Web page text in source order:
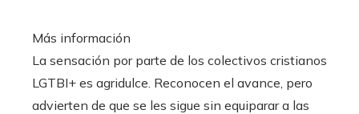
Más información
La sensación por parte de los colectivos cristianos
LGTBI+ es agridulce. Reconocen el avance, pero
advierten de que se les sigue sin equiparar a las